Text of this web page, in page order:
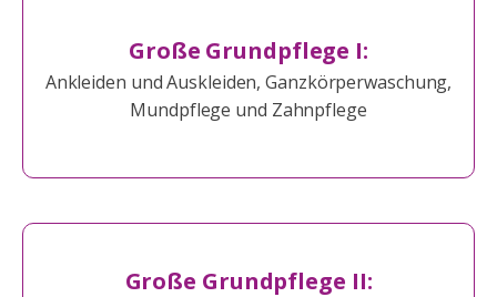
Große Grundpflege I:
Ankleiden und Auskleiden, Ganzkörperwaschung,
Mundpflege und Zahnpflege
Große Grundpflege II: